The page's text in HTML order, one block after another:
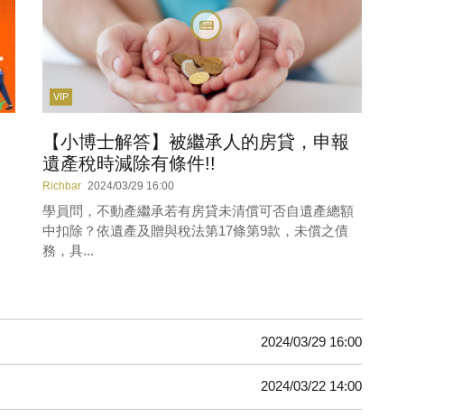
VIP
【小博士解答】被繼承人的房貸，申報
遺產稅時減除有條件!!
Richbar 2024/03/29 16:00
學員問，不動產繼承若有房貸未清償可否自遺產總額
中扣除？依遺產及贈與稅法第17條第9款，未償之債
務，具...
2024/03/29 16:00
2024/03/22 14:00